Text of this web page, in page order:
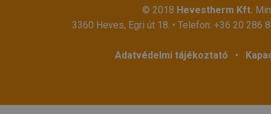
© 2018 Hevestherm Kft.
3360 Heves, Egri út 18. • Telefon: +36 20 286
Adatvédelmi tájékoztató •